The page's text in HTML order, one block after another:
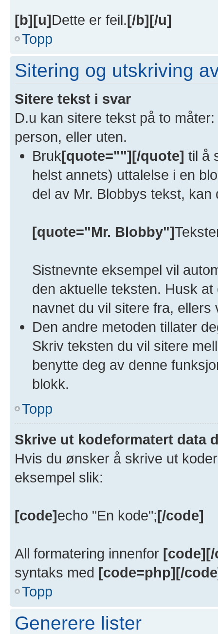
[b][u]Dette er feil.[/b][/u]
Topp
Sitering og utskriving
Sitere tekst i svar
D.u kan sitere tekst på to
person, eller uten.
Bruk[quote=""][/quote] til å
helst annets) uttalelse i en
del av Mr. Blobbys tekst, kan
[quote="Mr. Blobby"]
Sistnevnte eksempel vil
den aktuelle teksten. Husk
navnet du vil sitere fra, ellers
Den andre metoden tillater
Skriv teksten du vil sitere
benytte deg av denne
blokk.
Topp
Skrive ut kodeformatert data
Hvis du ønsker å skrive ut
eksempel slik:
[code]echo "En kode";[/code]
All formatering innenfor
syntaks med [code=php][/
Topp
Generere lister